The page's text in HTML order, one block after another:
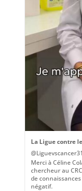
La Ligue contre
@Liguevscancer31
Merci à Céline
chercheur au
de
négatif.